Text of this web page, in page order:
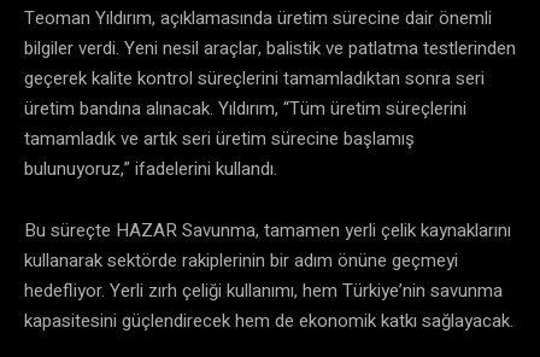
Teoman Yıldırım, açıklamasında üretim sürecine dair önemli
bilgiler verdi. Yeni nesil araçlar, balistik ve patlatma testlerinden
geçerek kalite kontrol süreçlerini tamamladıktan sonra seri
üretim bandına alınacak. Yıldırım, “Tüm üretim süreçlerini
tamamladık ve artık seri üretim sürecine başlamış
bulunuyoruz,” ifadelerini kullandı.
Bu süreçte HAZAR Savunma, tamamen yerli çelik kaynaklarını
kullanarak sektörde rakiplerinin bir adım önüne geçmeyi
hedefliyor. Yerli zırh çeliği kullanımı, hem Türkiye’nin savunma
kapasitesini güçlendirecek hem de ekonomik katkı sağlayacak.